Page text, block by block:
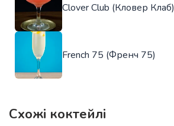
Clover Club (Кловер Клаб)
French 75 (Френч 75)
Схожі коктейлі